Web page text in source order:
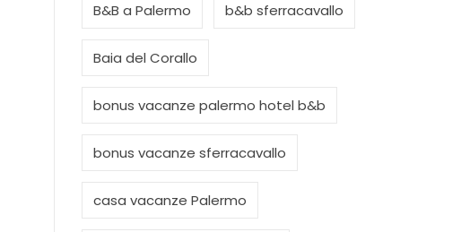
B&B a Palermo b&b sferracavallo
Baia del Corallo
bonus vacanze palermo hotel b&b
bonus vacanze sferracavallo
casa vacanze Palermo